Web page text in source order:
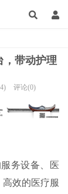
，带动护理
评论(0)
务设备、医
效的医疗服